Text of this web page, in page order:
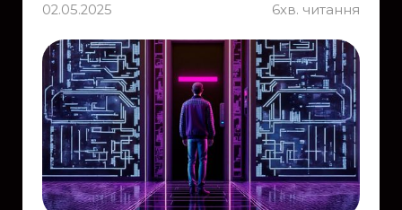
02.05.2025
6хв. читання